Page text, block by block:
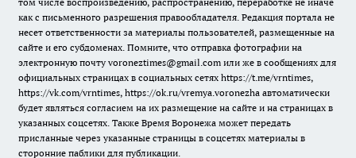
как с письменного разрешения правообладателя. Редакция портала не
несет ответственности за материалы пользователей, размещенные на
сайте и его субдоменах. Помните, что отправка фотографии на
электронную почту voroneztimes@gmail.com или же в сообщениях для
официальных страницах в социальных сетях https://t.me/vrntimes,
https://vk.com/vrntimes, https://ok.ru/vremya.voronezha автоматически
будет являться согласием на их размещение на сайте и на страницах в
указанных соцсетях. Также Время Воронежа может передать
присланные через указанные страницы в соцсетях материалы в
сторонние паблики для публикации.